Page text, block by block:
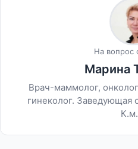
На вопрос
Марина
Врач-маммолог,
гинеколог.